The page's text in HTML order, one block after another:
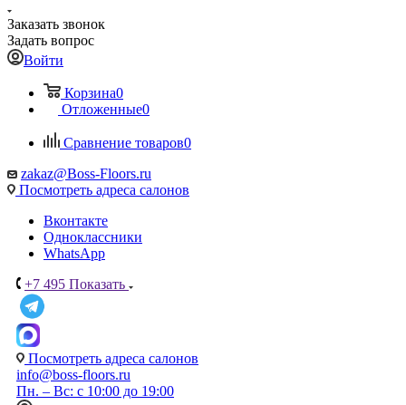
Заказать звонок
Задать вопрос
Войти
Корзина0
Отложенные0
Сравнение товаров0
zakaz@Boss-Floors.ru
Посмотреть адреса салонов
Вконтакте
Одноклассники
WhatsApp
+7 495 Показать
Посмотреть адреса салонов
info@boss-floors.ru
Пн. – Вс: с 10:00 до 19:00